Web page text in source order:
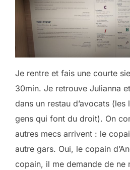
Je rentre et fais une courte
30min. Je retrouve Julianna
dans un restau d’avocats (les
gens qui font du droit). On
autres mecs arrivent : le
autre gars. Oui, le copain
copain, il me demande de ne